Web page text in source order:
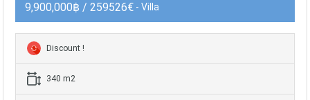
9,900,000฿ / 259526€ - Villa
Discount !
340 m2